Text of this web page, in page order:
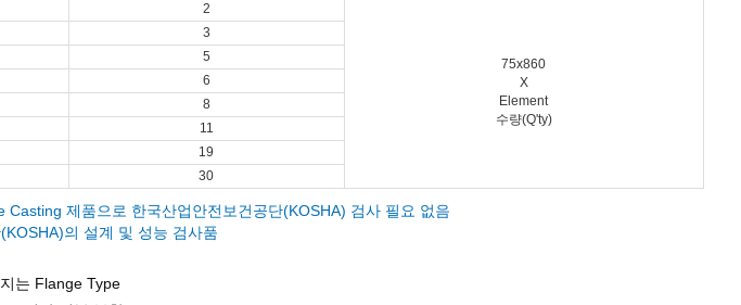
2
75x860
X
Element
수량(Q'ty)
3
5
6
8
11
19
30
제품으로 한국산업안전보건공단(KOSHA) 검사 필요 없음
의 설계 및 성능 검사품
는 Flange Type